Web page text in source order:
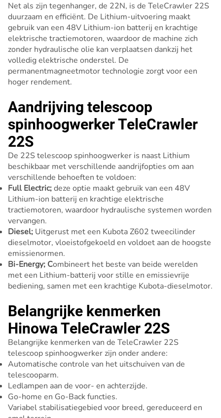
Net als zijn tegenhanger, de 22N, is de TeleCrawler 22S
duurzaam en efficiënt. De Lithium-uitvoering maakt
gebruik van een 48V Lithium-ion batterij en krachtige
elektrische tractiemotoren, waardoor de machine zich
zonder hydraulische olie kan verplaatsen dankzij het
volledig elektrische onderstel. De
permanentmagneetmotor technologie zorgt voor een
hoger rendement.
Aandrijving telescoop
spinhoogwerker TeleCrawler
22S
De 22S telescoop spinhoogwerker is naast Lithium
beschikbaar met verschillende aandrijfopties om aan
verschillende behoeften te voldoen:
Full Electric;deze optie maakt gebruik van een 48V
Lithium-ion batterij en krachtige elektrische
tractiemotoren, waardoor hydraulische systemen worden
vervangen.
Diesel; Uitgerust met een Kubota Z602 tweecilinder
dieselmotor, vloeistofgekoeld en voldoet aan de hoogste
emissienormen.
Bi-Energy; Combineert het beste van beide werelden
met een Lithium-batterij voor stille en emissievrije
bediening, samen met een krachtige Kubota-dieselmotor.
Belangrijke kenmerken
Hinowa TeleCrawler 22S
Belangrijke kenmerken van de TeleCrawler 22S
telescoop spinhoogwerker zijn onder andere:
Automatische controle van het uitschuiven van de
telescooparm.
Ledlampen aan de voor- en achterzijde.
Go-home en Go-Back functies.
Variabel stabilisatiegebied voor breed, gereduceerd en